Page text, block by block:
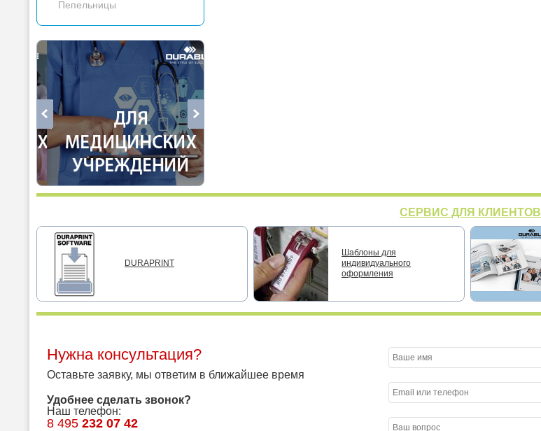
Пепельницы
СЕРВИС ДЛЯ КЛИЕНТОВ
DURAPRINT
Шаблоны для
индивидуального
оформления
Нужна консультация?
Оставьте заявку, мы ответим в ближайшее время
Удобнее сделать звонок?
Наш телефон:
8 495 232 07 42